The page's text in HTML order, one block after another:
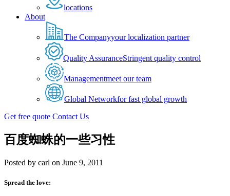
locations
About
The Companyyour localization partner
Quality AssuranceStringent quality control
Managementmeet our team
Global Networkfor fast global growth
Get free quote Contact Us
百度蜘蛛的一些习性
Posted by carl on June 9, 2011
Spread the love: